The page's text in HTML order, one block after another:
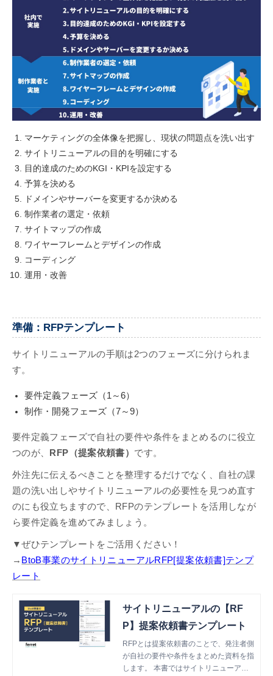
マーケティングの全体像を把握し、現状の問題点を洗い出す
サイトリニューアルの目的を明確にする
目的達成のためのKGI・KPIを設定する
予算を決める
ドメインやサーバーを変更するか決める
制作業者の選定・依頼
サイトマップの作成
ワイヤーフレームとデザインの作成
コーディング
運用・改善
準備：RFPテンプレート
サイトリニューアルの手順は2つのフェーズに分けられま
す。
要件定義フェーズ（1～6）
制作・開発フェーズ（7～9）
要件定義フェーズで自社の要件や条件をまとめるのに役立
つのが、
RFP（提案依頼書） です。
外注先に伝えるべきことを整理するだけでなく、自社の課
題の洗い出しやサイトリニューアルの必要性を見つめ直す
のにも役立ちますので、RFPのテンプレートを活用しなが
ら要件定義を進めてみましょう。
▼ぜひテンプレートをご活用ください！
→ BtoB事業のサイトリニューアルRFP[提案依頼書]テンプ
レート
サイトリニューアルの【RF
P】提案依頼書テンプレート
RFPとは提案依頼書のことで、発注者側
が自社の要件や条件をまとめた資料を指
します。 本書ではサイトリニューアル